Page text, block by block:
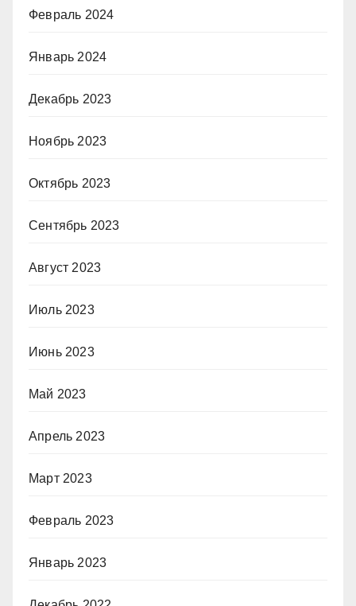
Февраль 2024
Январь 2024
Декабрь 2023
Ноябрь 2023
Октябрь 2023
Сентябрь 2023
Август 2023
Июль 2023
Июнь 2023
Май 2023
Апрель 2023
Март 2023
Февраль 2023
Январь 2023